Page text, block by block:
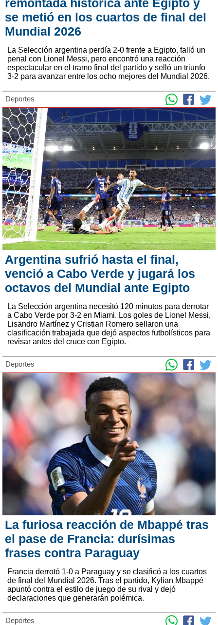
remontada histórica ante Egipto y
se metió en los cuartos de final del
Mundial 2026
La Selección argentina perdía 2-0 frente a Egipto, falló un
penal con Lionel Messi, pero encontró una reacción
espectacular en el tramo final del partido y selló un triunfo
3-2 para avanzar entre los ocho mejores del Mundial 2026.
Deportes
Argentina sufrió hasta el final,
venció a Cabo Verde y jugará los
octavos del Mundial ante Egipto
La Selección argentina necesitó 120 minutos para derrotar
a Cabo Verde por 3-2 en Miami. Los goles de Lionel Messi,
Lisandro Martínez y Cristian Romero sellaron una
clasificación trabajada que dejó aspectos futbolísticos para
revisar antes del cruce con Egipto.
Deportes
La furiosa reacción de Mbappé tras
el pase de Francia: durísimas
frases contra Paraguay
Francia derrotó 1-0 a Paraguay y se clasificó a los cuartos
de final del Mundial 2026. Tras el partido, Kylian Mbappé
apuntó contra el estilo de juego de su rival y dejó
declaraciones que generarán polémica.
Deportes